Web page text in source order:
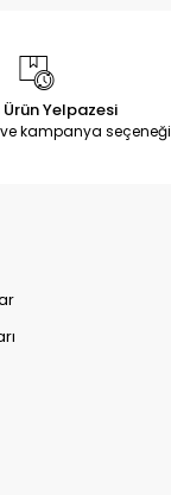
Ürün Yelpazesi
kampanya seçeneği